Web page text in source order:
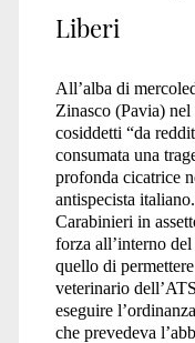
Liberi
All’alba di
Zinasco (Pavia)
cosiddetti “da
consumata una
profonda cicatrice
antispecista
Carabinieri in
forza all’interno
quello di
veterinario
eseguire
che prevedeva